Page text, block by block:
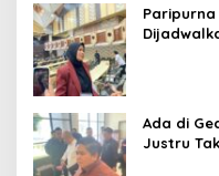
Ada di
Justru